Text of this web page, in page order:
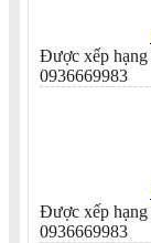
Được xếp hạng
0936669983
Được xếp hạng
0936669983